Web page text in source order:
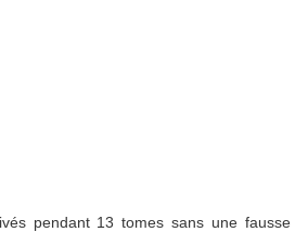
pendant 13 tomes sans une fausse